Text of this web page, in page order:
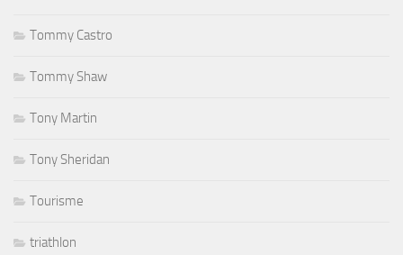
Tommy Castro
Tommy Shaw
Tony Martin
Tony Sheridan
Tourisme
triathlon